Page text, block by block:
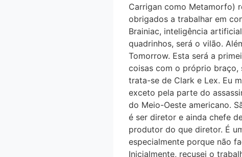
Carrigan como Metamorfo)
obrigados a trabalhar em
Brainiac, inteligência
quadrinhos, será o vilão.
Tomorrow. Esta será a
coisas com o próprio braço,
trata-se de Clark e Lex. Eu
exceto pela parte do
do Meio-Oeste americano.
é ser diretor e ainda chefe
produtor do que diretor. É
especialmente porque não
Inicialmente, recusei o